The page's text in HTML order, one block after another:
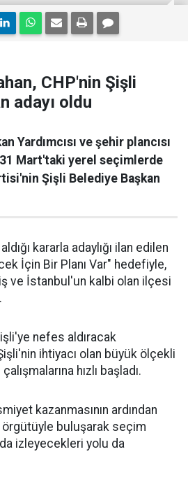
CHP'nin Şişli
adayı oldu
Yardımcısı ve şehir plancısı
31 Mart'taki yerel seçimlerde
Şişli Belediye Başkan
kararla adaylığı ilan edilen
İçin Bir Planı Var" hedefiyle,
ve İstanbul'un kalbi olan ilçesi
nefes aldıracak
ihtiyacı olan büyük ölçekli
hızlı başladı.
kazanmasının ardından
örgütüyle buluşarak seçim
izleyecekleri yolu da